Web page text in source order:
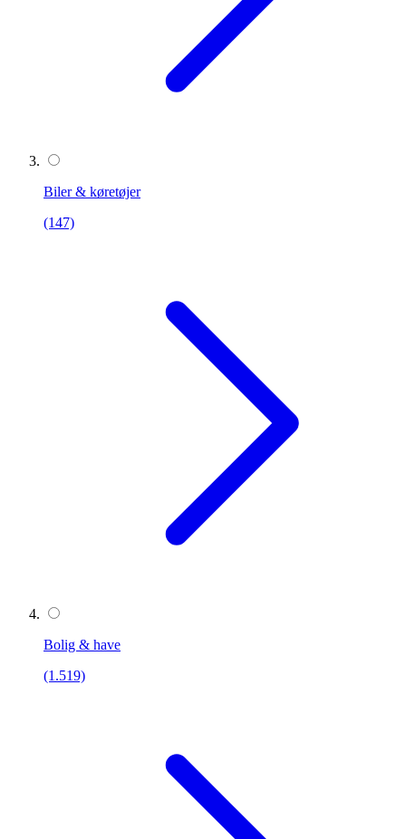
Biler & køretøjer
(147)
Bolig & have
(1.519)